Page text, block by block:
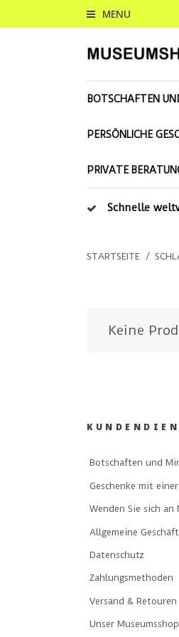
MENU
BOTSCHAFTEN
PERSÖNLICHE
PRIVATE
Schnelle
STARTSEITE /
Keine
Botschaften und
Geschenke mit
Wenden Sie sich an
Allgemeine
Datenschutz
Zahlungsmethoden
Versand & Retouren
Unser